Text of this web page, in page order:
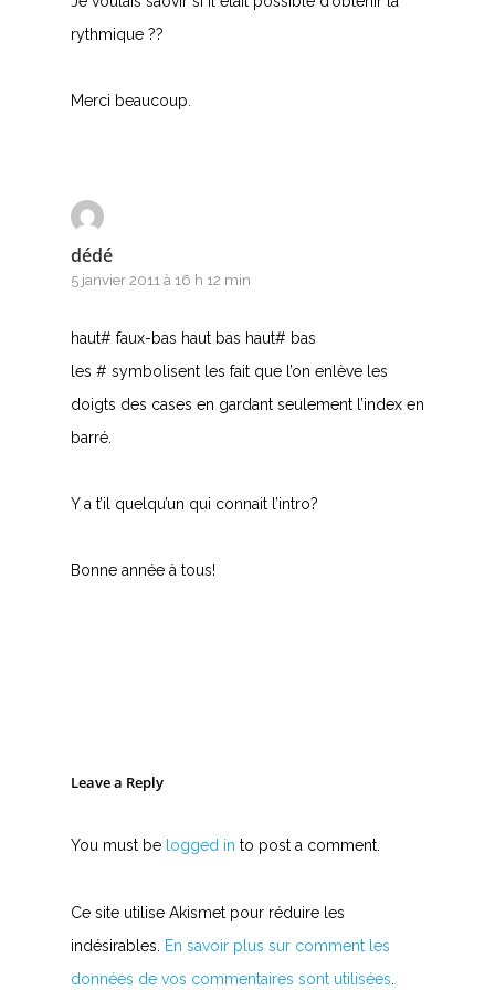
rythmique ??
Merci beaucoup.
dédé
5 janvier 2011 à 16 h 12 min
haut# faux-bas haut bas haut# bas
les # symbolisent les fait que l’on enlève les
doigts des cases en gardant seulement l’index en
barré.
Y a t’il quelqu’un qui connait l’intro?
Bonne année à tous!
Leave a Reply
You must be logged in to post a comment.
Ce site utilise Akismet pour réduire les
indésirables.
En savoir plus sur comment les
données de vos commentaires sont utilisées